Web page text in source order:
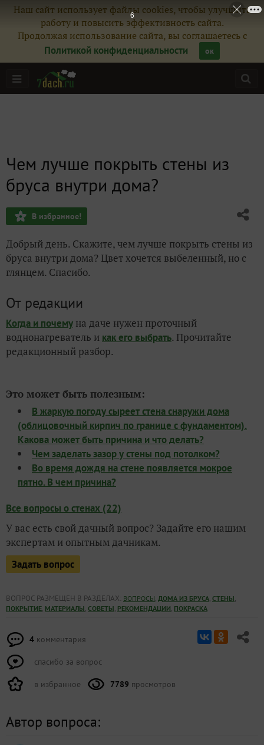
Наш сайт использует файлы cookies, чтобы улучшить
работу и повысить эффективность сайта.
Продолжая использование сайта, вы соглашаетесь с
Политикой конфиденциальности
ок
Чем лучше покрыть стены из
бруса внутри дома?
В избранное!
Добрый день. Скажите, чем лучше покрыть стены из
бруса внутри дома? Цвет хочется выбеленный, но с
глянцем. Спасибо.
От редакции
Когда и почему на даче нужен проточный
воднонагреватель и как его выбрать. Прочитайте
редакционный разбор.
Это может быть полезным:
В жаркую погоду сыреет стена снаружи дома
(облицовочный кирпич по границе с фундаментом).
Какова может быть причина и что делать?
Чем заделать зазор у стены под потолком?
Во время дождя на стене появляется мокрое
пятно. В чем причина?
Все вопросы о стенах (22)
У вас есть свой дачный вопрос? Задайте его нашим
экспертам и опытным дачникам.
Задать вопрос
ВОПРОС РАЗМЕЩЕН В РАЗДЕЛАХ: ВОПРОСЫ, ДОМА ИЗ БРУСА, СТЕНЫ,
ПОКРЫТИЕ, МАТЕРИАЛЫ, СОВЕТЫ, РЕКОМЕНДАЦИИ, ПОКРАСКА
4 комментария
спасибо за вопрос
в избранное 7789 просмотров
Автор вопроса:
5